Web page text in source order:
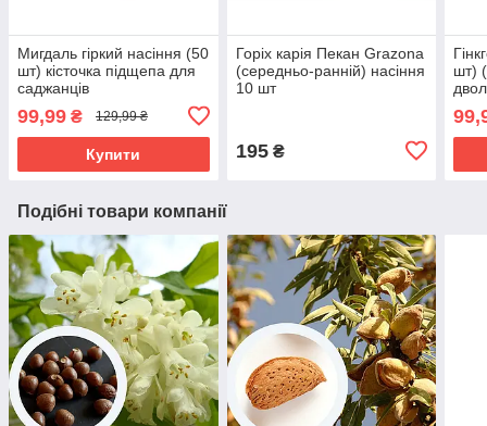
Мигдаль гіркий насіння (50
шт) кісточка підщепа для
саджанців
99,99 ₴ 129,99 ₴
Купити
Горіх карія Пекан Grazona
(середньо-ранній) насіння
10 шт
195₴
шт)
Подібні товари компанії